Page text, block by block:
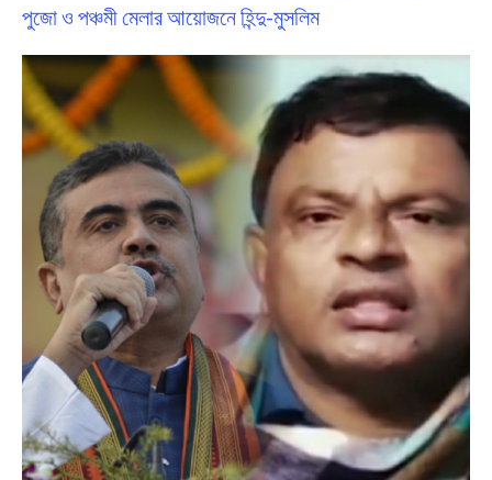
পুজো ও পঞ্চমী মেলার আয়োজনে হিন্দু-মুসলিম